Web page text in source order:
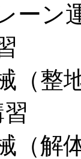
ーン
（整
（解